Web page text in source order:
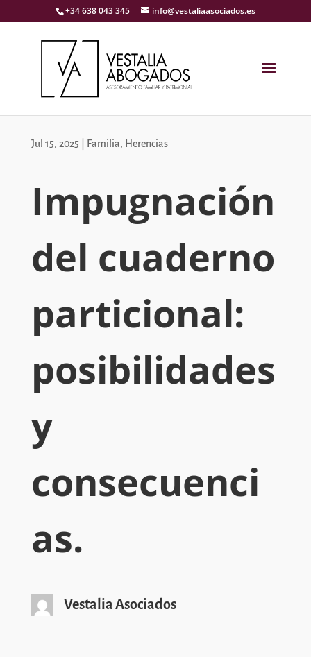
+34 638 043 345 info@vestaliaasociados.es
Jul 15, 2025 Familia, Herencias
Impugnación
del cuaderno
particional:
posibilidades
y
consecuenci
as.
Vestalia Asociados